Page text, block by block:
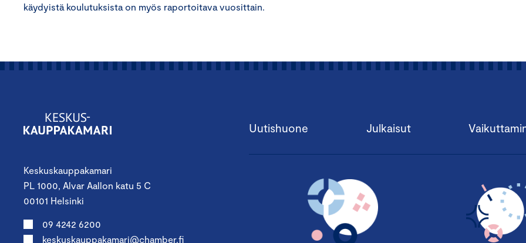
käydyistä koulutuksista on myös raportoitava vuosittain.
Keskuskauppakamari
PL 1000, Alvar Aallon katu 5 C
00101 Helsinki
09 4242 6200
keskuskauppakamari@chamber.fi
Uutishuone Julkaisut